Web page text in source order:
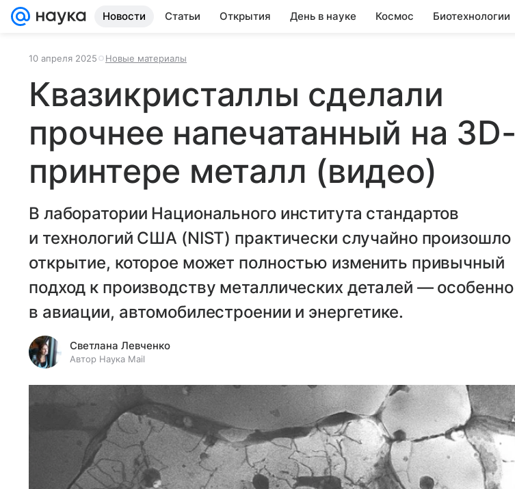
Новости Статьи Открытия День в науке Космос Биотехнологии
10 апреля 2025 Новые материалы
Квазикристаллы сделали
прочнее напечатанный на 3D-
принтере металл (видео)
В лаборатории Национального института стандартов
и технологий США (NIST) практически случайно произошло
открытие, которое может полностью изменить привычный
подход к производству металлических деталей — особенно
в авиации, автомобилестроении и энергетике.
Светлана Левченко
Автор Наука Mail